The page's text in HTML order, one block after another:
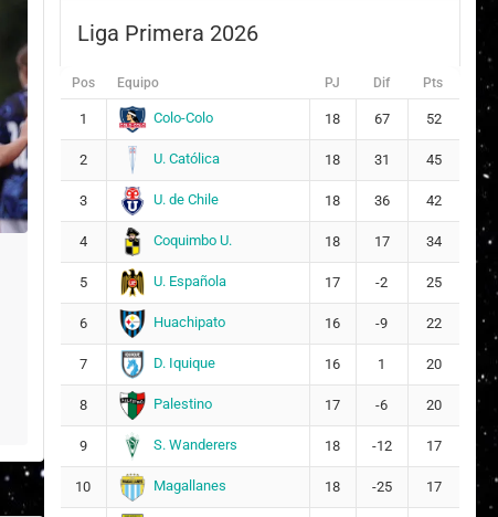
Liga Primera 2026
Pos Equipo PJ Dif Pts
1 Colo-Colo 18 67 52
2 U. Católica 18 31 45
3 U. de Chile 18 36 42
4 Coquimbo U. 18 17 34
5 U. Española 17 -2 25
6 Huachipato 16 -9 22
7 D. Iquique 16 1 20
8 Palestino 17 -6 20
9 S. Wanderers 18 -12 17
10 Magallanes 18 -25 17